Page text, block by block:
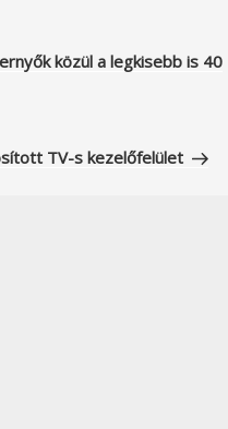
közül a legkisebb is 40
TV-s kezelőfelület